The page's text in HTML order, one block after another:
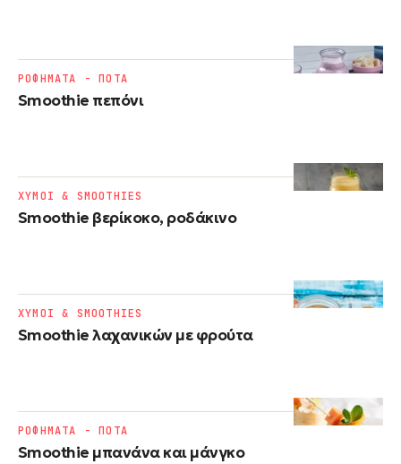
Smoothie πεπόνι
ΡΟΦΗΜΑΤΑ - ΠΟΤΑ
Smoothie βερίκοκο, ροδάκινο
ΧΥΜΟΙ & SMOOTHIES
Smoothie λαχανικών με φρούτα
ΧΥΜΟΙ & SMOOTHIES
Smoothie μπανάνα και μάνγκο
ΡΟΦΗΜΑΤΑ - ΠΟΤΑ